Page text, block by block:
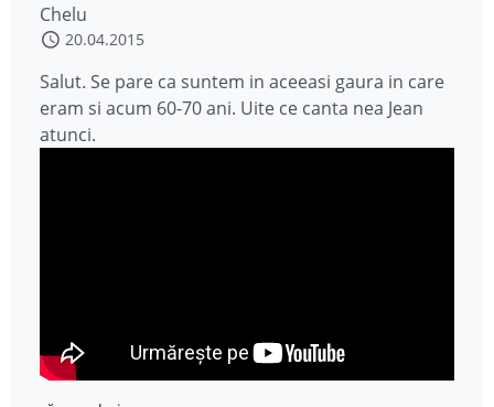
Chelu
20.04.2015
Salut. Se pare ca suntem in aceeasi gaura in care
eram si acum 60-70 ani. Uite ce canta nea Jean
atunci.